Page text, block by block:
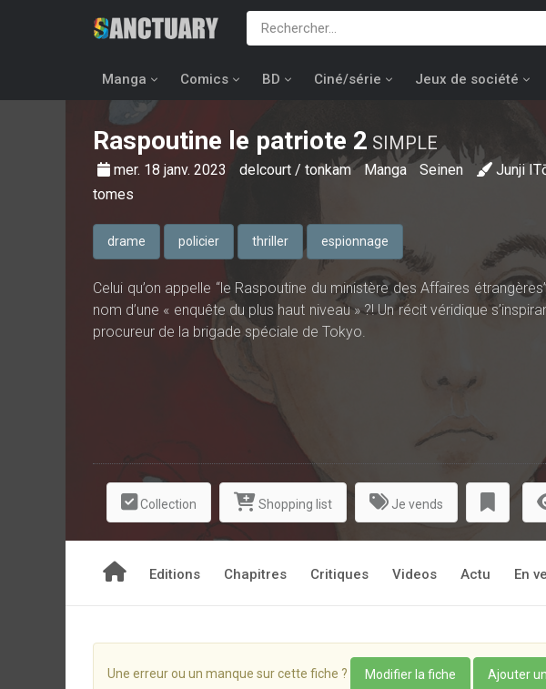
Manga Comics BD Ciné/série Jeux de société
Raspoutine le patriote 2 SIMPLE
mer. 18 janv. 2023 delcourt / tonkam Manga Seinen Junji
tomes
drame policier thriller espionnage
Celui qu’on appelle “le Raspoutine du ministère des Affaires
nom d’une « enquête du plus haut niveau » ?! Un récit véridique
procureur de la brigade spéciale de Tokyo.
Collection Shopping list Je vends
Editions Chapitres Critiques Videos Actu En
Une erreur ou un manque sur cette fiche ? Modifier la fiche Ajouter